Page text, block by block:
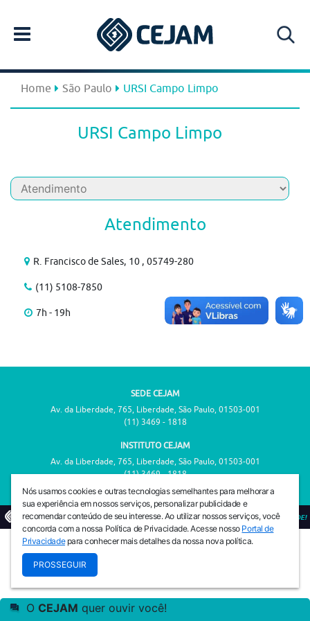
Home São Paulo URSI Campo Limpo
URSI Campo Limpo
Atendimento
R. Francisco de Sales, 10 , 05749-280
(11) 5108-7850
7h - 19h
SEDE CEJAM
Av. da Liberdade, 765, Liberdade, São Paulo, 01503-001
(11) 3469 - 1818
INSTITUTO CEJAM
Av. da Liberdade, 765, Liberdade, São Paulo, 01503-001
(11) 3469 - 1818
© 2026 PREVENIR É VIVER COM QUALIDADE!
Nós usamos cookies e outras tecnologias semelhantes para melhorar a
sua experiência em nossos serviços, personalizar publicidade e
recomendar conteúdo de seu interesse. Ao utilizar nossos serviços, você
concorda com a nossa Política de Privacidade. Acesse nosso Portal de
Privacidadepara conhecer mais detalhes da nossa nova política.
PROSSEGUIR
O CEJAM quer ouvir você!